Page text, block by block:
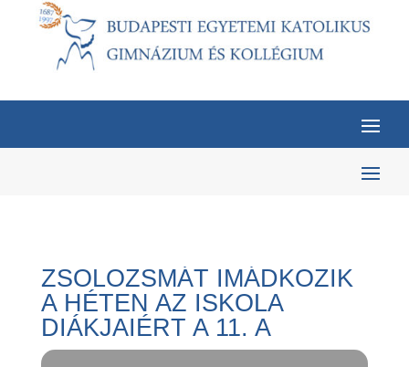
ZSOLOZSMÁT IMÁDKOZIK
A HÉTEN AZ ISKOLA
DIÁKJAIÉRT A 11. A